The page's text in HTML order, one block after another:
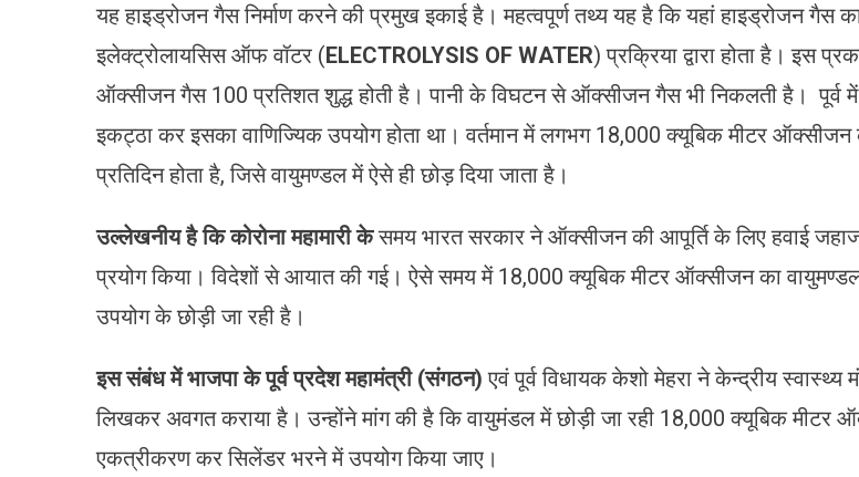
यह हाइड्रोजन गैस निर्माण करने की प्रमुख इकाई है। महत्वपूर्ण तथ्य यह है कि यहां हाइड्रोजन गैस
इलेक्ट्रोलायसिस ऑफ वॉटर (ELECTROLYSIS OF WATER) प्रक्रिया द्वारा होता है। इस
ऑक्सीजन गैस 100 प्रतिशत शुद्ध होती है। पानी के विघटन से ऑक्सीजन गैस भी निकलती है।
इकट्ठा कर इसका वाणिज्यिक उपयोग होता था। वर्तमान में लगभग 18,000 क्यूबिक मीटर ऑक्सीजन
प्रतिदिन होता है, जिसे वायुमण्डल में ऐसे ही छोड़ दिया जाता है।
उल्लेखनीय है कि कोरोना महामारी केसमय भारत सरकार ने ऑक्सीजन की आपूर्ति के लिए हवाई
प्रयोग किया। विदेशों से आयात की गई। ऐसे समय में 18,000 क्यूबिक मीटर ऑक्सीजन का वायुमण्डल
उपयोग के छोड़ी जा रही है।
इस संबंध में भाजपा के पूर्व प्रदेश महामंत्री (संगठन)एवं पूर्व विधायक केशो मेहरा ने केन्द्रीय स्वास्थ्य
लिखकर अवगत कराया है। उन्होंने मांग की है कि वायुमंडल में छोड़ी जा रही 18,000 क्यूबिक मीटर
एकत्रीकरण कर सिलेंडर भरने में उपयोग किया जाए।